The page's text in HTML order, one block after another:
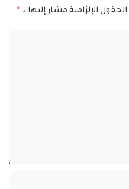
الحقول الإلزامية مشار إليها بـ *